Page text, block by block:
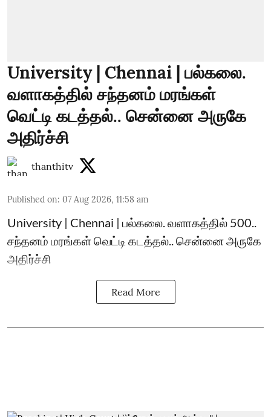
University | Chennai | பல்கலை.
வளாகத்தில் சந்தனம் மரங்கள்
வெட்டி கடத்தல்.. சென்னை அருகே
அதிர்ச்சி
thanthitv
Published on: 07 Aug 2026, 11:58 am
University | Chennai | பல்கலை. வளாகத்தில் 500..
சந்தனம் மரங்கள் வெட்டி கடத்தல்.. சென்னை அருகே
அதிர்ச்சி
Read More